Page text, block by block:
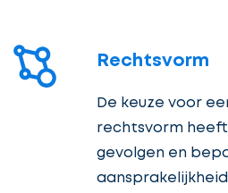
Rechtsvorm
De keuze voor
rechtsvorm
gevolgen en